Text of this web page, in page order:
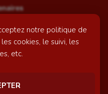
notre politique de
cookies, le suivi, les
etc.